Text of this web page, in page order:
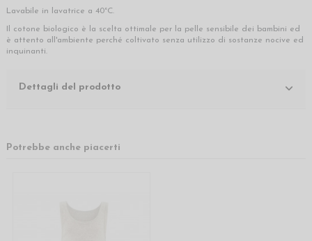
Lavabile in lavatrice a 40°C.
Il cotone biologico è la scelta ottimale per la pelle sensibile dei bambini ed
è attento all'ambiente perché coltivato senza utilizzo di sostanze nocive ed
inquinanti.
Dettagli del prodotto
Potrebbe anche piacerti